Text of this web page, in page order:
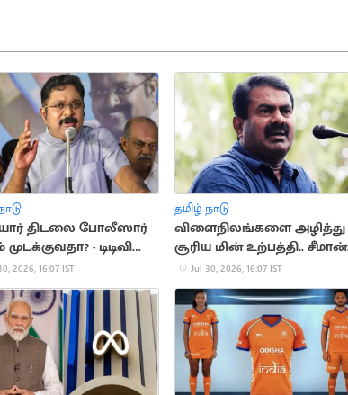
திடலை போலீஸார்
- டிடிவி
கண்டனம்
2026, 16:07 IST
தமிழ் நாடு
விளைநிலங்களை அழித்து
சூரிய மின் உற்பத்தி.. சீமான்
கண்டனம்
Jul 30, 2026, 16:07 IST